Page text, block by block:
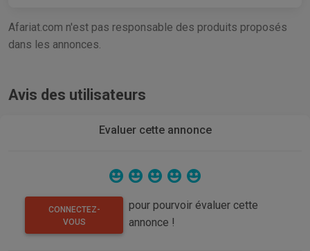
Afariat.com n'est pas responsable des produits proposés
dans les annonces.
Avis des utilisateurs
Evaluer cette annonce
CONNECTEZ-
VOUS
pour pourvoir évaluer cette
annonce !